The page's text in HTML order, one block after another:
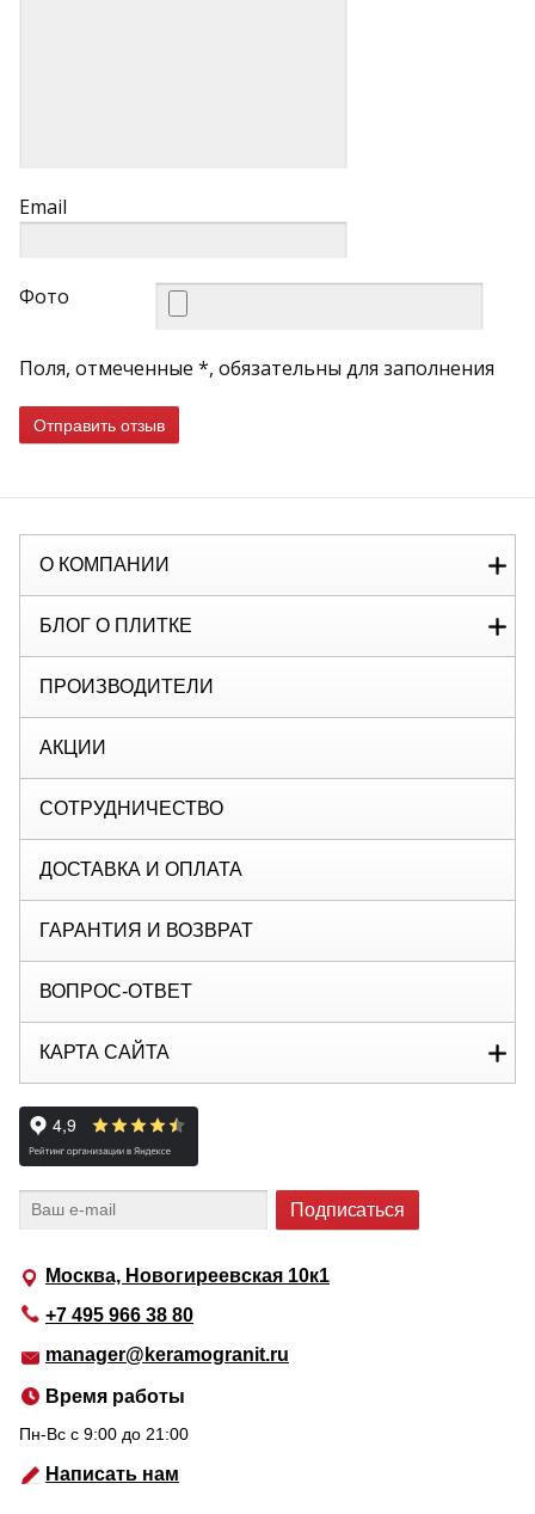
Email
Фото
Поля, отмеченные *, обязательны для заполнения
Отправить отзыв
Москва, Новогиреевская 10к1
+7 495 966 38 80
manager@keramogranit.ru
Время работы
Пн-Вс c 9:00 до 21:00
Написать нам
О КОМПАНИИ
БЛОГ О ПЛИТКЕ
ПРОИЗВОДИТЕЛИ
АКЦИИ
СОТРУДНИЧЕСТВО
ДОСТАВКА И ОПЛАТА
ГАРАНТИЯ И ВОЗВРАТ
ВОПРОС-ОТВЕТ
КАРТА САЙТА